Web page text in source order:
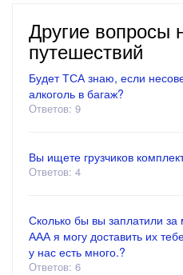
Другие вопросы
путешествий
Будет ТСА знаю, если
алкоголь в багаж?
Ответов: 9
Вы ищете грузчиков
Ответов: 4
Сколько бы вы заплатили
ААА я могу доставить их
у нас есть много.?
Ответов: 6